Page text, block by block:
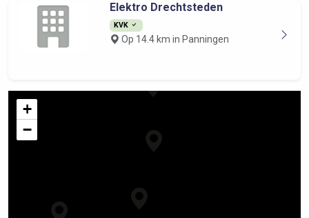
Elektro Drechtsteden
KVK
Op 14.4 km in Panningen
+
−